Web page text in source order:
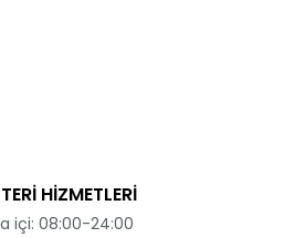
HİZMETLERİ
içi: 08:00-24:00